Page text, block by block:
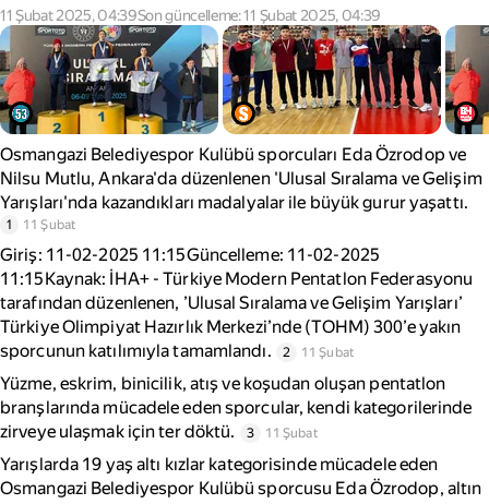
11 Şubat 2025, 04:39Son güncelleme: 11 Şubat 2025, 04:39
Osmangazi Belediyespor Kulübü sporcuları Eda Özrodop ve
Nilsu Mutlu, Ankara'da düzenlenen 'Ulusal Sıralama ve Gelişim
Yarışları'nda kazandıkları madalyalar ile büyük gurur yaşattı.
1 11 Şubat
Giriş: 11-02-2025 11:15Güncelleme: 11-02-2025
11:15Kaynak: İHA+ - Türkiye Modern Pentatlon Federasyonu
tarafından düzenlenen, ’Ulusal Sıralama ve Gelişim Yarışları’
Türkiye Olimpiyat Hazırlık Merkezi’nde (TOHM) 300’e yakın
sporcunun katılımıyla tamamlandı.
2 11 Şubat
Yüzme, eskrim, binicilik, atış ve koşudan oluşan pentatlon
branşlarında mücadele eden sporcular, kendi kategorilerinde
zirveye ulaşmak için ter döktü.
3 11 Şubat
Yarışlarda 19 yaş altı kızlar kategorisinde mücadele eden
Osmangazi Belediyespor Kulübü sporcusu Eda Özrodop, altın